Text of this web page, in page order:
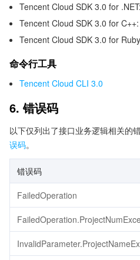
Tencent Cloud SDK 3.0 for .NET:
Tencent Cloud SDK 3.0 for C++:
Tencent Cloud SDK 3.0 for
命令行工具
Tencent Cloud CLI 3.0
6. 错误码
以下仅列出了接口业务逻辑相关的
误码。
错误码
FailedOperation